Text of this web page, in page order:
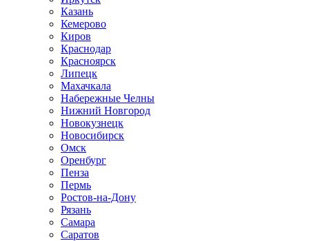
Казань
Кемерово
Киров
Краснодар
Красноярск
Липецк
Махачкала
Набережные Челны
Нижний Новгород
Новокузнецк
Новосибирск
Омск
Оренбург
Пенза
Пермь
Ростов-на-Дону
Рязань
Самара
Саратов